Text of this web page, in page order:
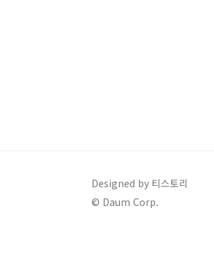
Designed by 티스토리
© Daum Corp.